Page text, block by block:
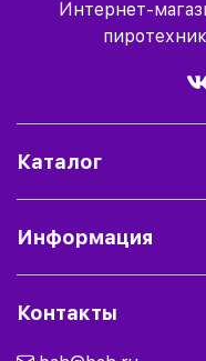
Интернет-
Каталог
Информация
Контакты